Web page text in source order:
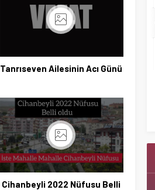
Tanrıseven Ailesinin Acı Günü
Cihanbeyli 2022 Nüfusu Belli